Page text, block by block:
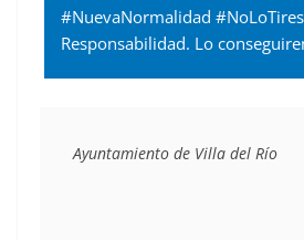
#NuevaNormalidad
Responsabilidad. Lo
Ayuntamiento de Villa del Río